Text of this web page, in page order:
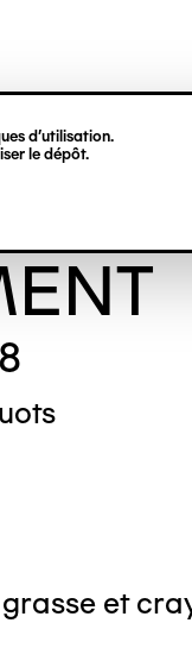
d’utilisation.
le dépôt.
et